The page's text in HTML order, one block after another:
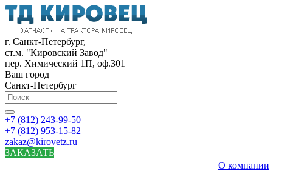
г. Санкт-Петербург,
ст.м. "Кировский Завод"
пер. Химический 1П, оф.301
Ваш город
Санкт-Петербург
+7 (812) 243-99-50
+7 (812) 953-15-82
zakaz@kirovetz.ru
ЗАКАЗАТЬ
О компании